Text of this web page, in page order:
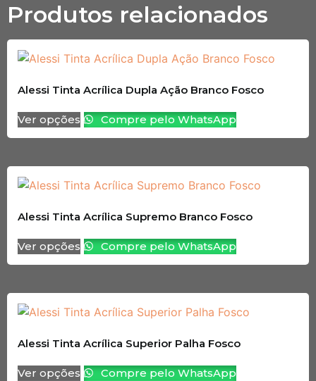
Produtos relacionados
Alessi Tinta Acrílica Dupla Ação Branco Fosco
Ver opções Compre pelo WhatsApp
Alessi Tinta Acrílica Supremo Branco Fosco
Ver opções Compre pelo WhatsApp
Alessi Tinta Acrílica Superior Palha Fosco
Ver opções Compre pelo WhatsApp